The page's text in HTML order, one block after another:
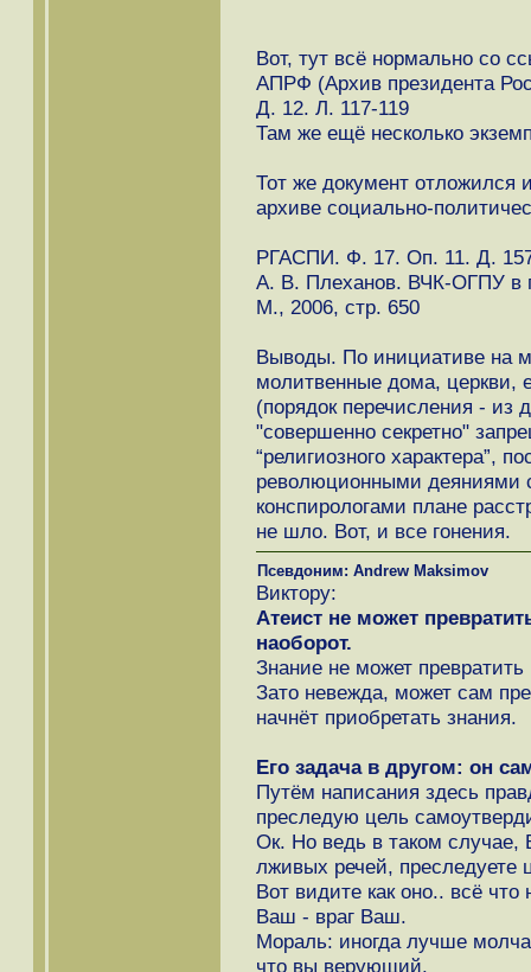
Вот, тут всё нормально со
АПРФ (Архив президента
Д. 12. Л. 117-119
Там же ещё несколько
Тот же документ отложился
архиве социально-
РГАСПИ. Ф. 17. Оп. 11. Д.
А. В. Плеханов. ВЧК-ОГПУ в
М., 2006, стр. 650
Выводы. По инициативе на
молитвенные дома, церкви,
(порядок перечисления - из
"совершенно секретно"
“религиозного характера”,
революционными деяниями
конспирологами плане
не шло. Вот, и все гонения.
Псевдоним: Andrew Maksimov
Виктору:
Атеист не может
наоборот.
Знание не может
Зато невежда, может сам
начнёт приобретать знания.
Его задача в другом: он
Путём написания здесь
преследую цель
Ок. Но ведь в таком случае,
лживых речей, преследуете
Вот видите как оно.. всё
Ваш - враг Ваш.
Мораль: иногда лучше
что вы верующий.